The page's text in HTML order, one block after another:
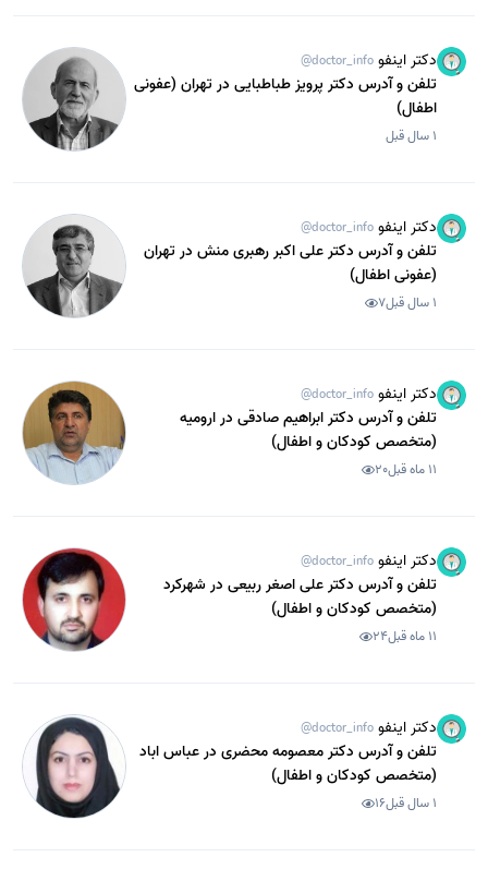
دکتر اینفو @doctor_info
تلفن و آدرس دکتر پرویز طباطبایی در تهران (عفونی
اطفال)
1 سال قبل
دکتر اینفو @doctor_info
تلفن و آدرس دکتر علی اکبر رهبری منش در تهران
(عفونی اطفال)
1 سال قبل 7
دکتر اینفو @doctor_info
تلفن و آدرس دکتر ابراهیم صادقی در ارومیه
(متخصص کودکان و اطفال)
11 ماه قبل 20
دکتر اینفو @doctor_info
تلفن و آدرس دکتر علی اصغر ربیعی در شهرکرد
(متخصص کودکان و اطفال)
11 ماه قبل 24
دکتر اینفو @doctor_info
تلفن و آدرس دکتر معصومه محضری در عباس اباد
(متخصص کودکان و اطفال)
1 سال قبل 16